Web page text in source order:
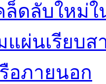
ล็ดลับใหม่
แผ่นเรียบส
อภายนอก